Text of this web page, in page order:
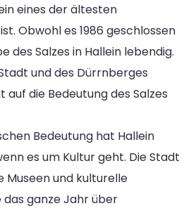
eines der ältesten
Obwohl es 1986 geschlossen
des Salzes in Hallein lebendig.
und des Dürrnberges
die Bedeutung des Salzes
Bedeutung hat Hallein
es um Kultur geht. Die Stadt
und kulturelle
ganze Jahr über